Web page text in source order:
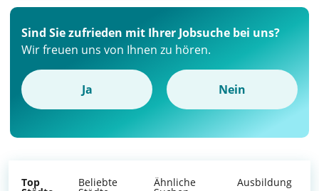
Sind Sie zufrieden mit Ihrer Jobsuche bei uns?
Wir freuen uns von Ihnen zu hören.
Ja Nein
Top Beliebte Ähnliche Ausbildung